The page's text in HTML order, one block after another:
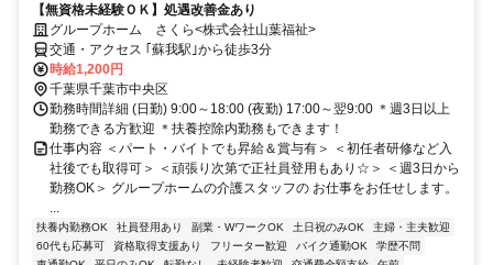
【無資格未経験ＯＫ】処遇改善金あり
グループホーム さくら<株式会社山葉福祉>
交通・アクセス ｢蘇我駅｣から徒歩3分
時給1,200円
千葉県千葉市中央区
勤務時間詳細 (日勤) 9:00～18:00 (夜勤) 17:00～翌9:00 ＊週3日以上
勤務できる方歓迎 ＊扶養控除内勤務もできます！
仕事内容 ＜パート・バイトでも昇給＆賞与有＞ ＜初任者研修など入
社後でも取得可＞ ＜頑張り次第で正社員登用もあり☆＞ ＜週3日から
勤務OK＞ グループホームの介護スタッフの お仕事をお任せします。
扶養内勤務OK 社員登用あり 副業・WワークOK 土日祝のみOK
主婦・主夫歓迎
60代も応募可
資格取得支援あり フリーター歓迎 バイク通勤OK
学歴不問